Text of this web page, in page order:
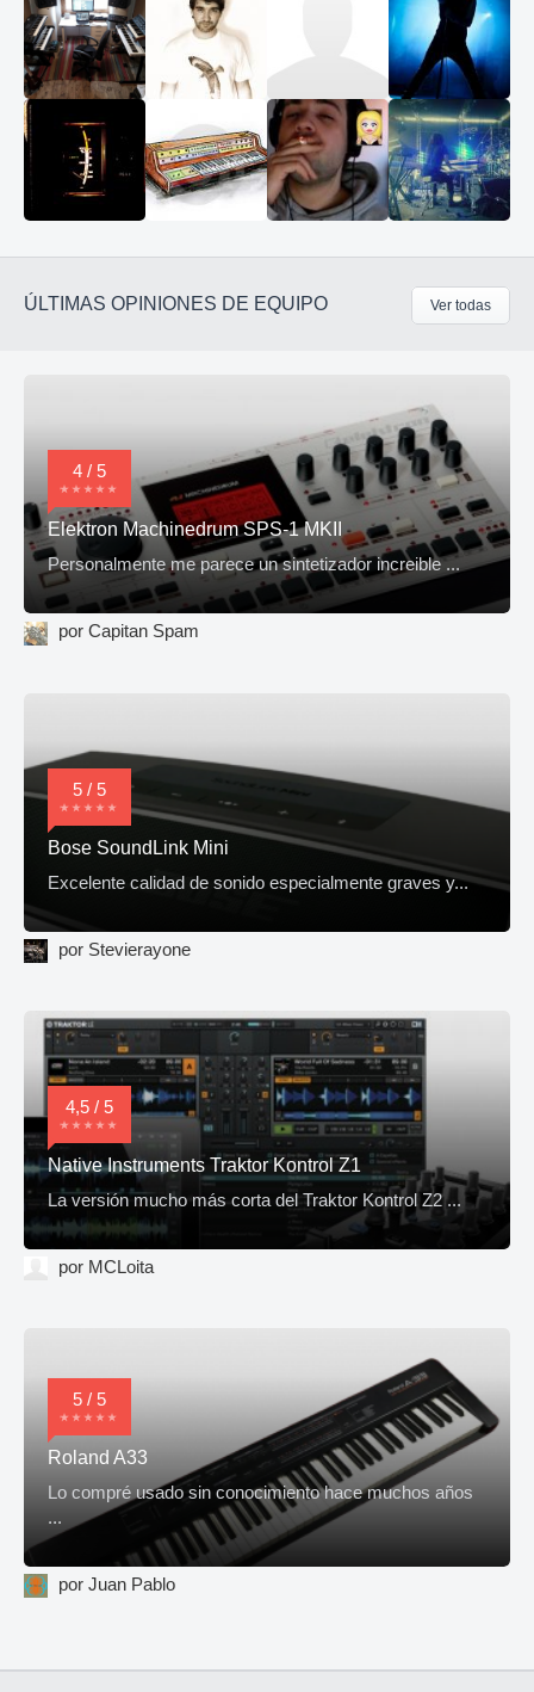
ÚLTIMAS OPINIONES DE EQUIPO Ver todas
4 / 5
Elektron Machinedrum SPS-1 MKII
Personalmente me parece un sintetizador increible ...
por Capitan Spam
5 / 5
Bose SoundLink Mini
Excelente calidad de sonido especialmente graves y...
por Stevierayone
4,5 / 5
Native Instruments Traktor Kontrol Z1
La versión mucho más corta del Traktor Kontrol Z2 ...
por MCLoita
5 / 5
Roland A33
Lo compré usado sin conocimiento hace muchos años
...
por Juan Pablo